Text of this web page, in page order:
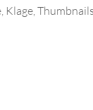
Klage Thumbnails